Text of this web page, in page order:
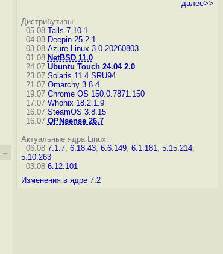
–
далее>>
Дистрибутивы:
05.08 Tails 7.10.1
04.08 Deepin 25.2.1
03.08 Azure Linux 3.0.20260803
01.08 NetBSD 11.0
24.07 Ubuntu Touch 24.04 2.0
23.07 Solaris 11.4 SRU94
21.07 Omarchy 3.8.4
19.07 Chrome OS 150.0.7871.150
17.07 Whonix 18.2.1.9
16.07 SteamOS 3.8.15
16.07 OPNsense 26.7
Актуальные ядра Linux:
06.08 7.1.7, 6.18.43, 6.6.149, 6.1.181, 5.15.214,
5.10.263
03.08 6.12.101
Изменения в ядре 7.2